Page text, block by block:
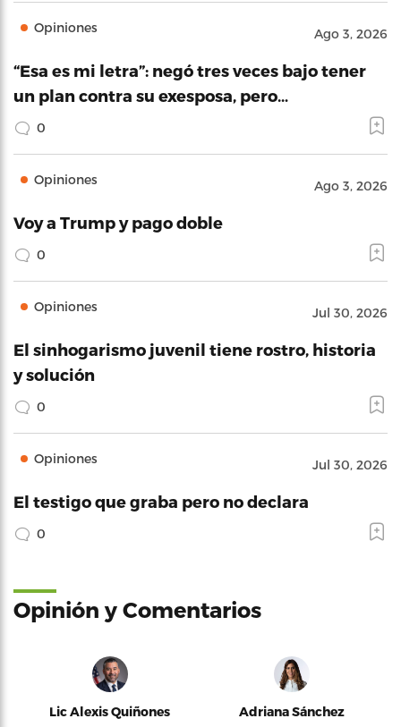
Opiniones Ago 3, 2026
“Esa es mi letra”: negó tres veces bajo tener
un plan contra su exesposa, pero…
0
Opiniones Ago 3, 2026
Voy a Trump y pago doble
0
Opiniones Jul 30, 2026
El sinhogarismo juvenil tiene rostro, historia
y solución
0
Opiniones Jul 30, 2026
El testigo que graba pero no declara
0
Opinión y Comentarios
Lic Alexis Quiñones Adriana Sánchez